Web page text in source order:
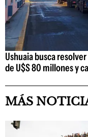
Ushuaia busca
de U$S 80 millones y
MÁS